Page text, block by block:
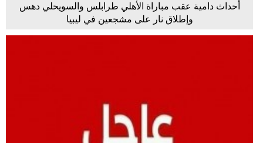
أحداث دامية عقب مباراة الأهلي طرابلس والسويحلي دهس
وإطلاق نار على مشجعين في ليبيا